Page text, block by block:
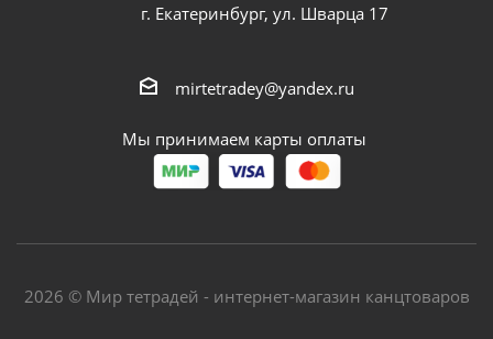
г. Екатеринбург, ул. Шварца 17
mirtetradey@yandex.ru
Мы принимаем карты оплаты
2026 © Мир тетрадей - интернет-магазин канцтоваров